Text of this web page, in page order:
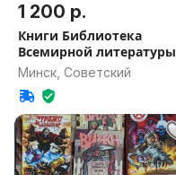
1 200 р.
Книги Библиотека
Всемирной литературы
200 томов
Минск, Советский